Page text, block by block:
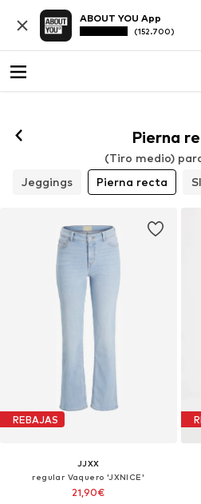
ABOUT YOU App
(152.700)
Pierna
(Tiro medio)
Jeggings
Pierna recta
REBAJAS
JJXX
regular Vaquero 'JXNICE'
21,90€